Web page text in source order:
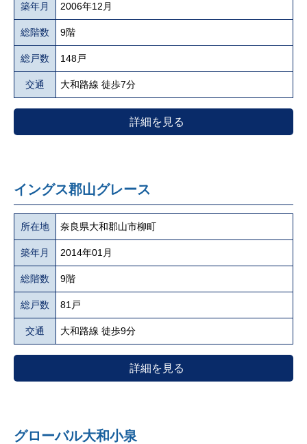
築年月 2006年12月
総階数 9階
総戸数 148戸
交通 大和路線 徒歩7分
詳細を見る
イングス郡山グレース
所在地 奈良県大和郡山市柳町
築年月 2014年01月
総階数 9階
総戸数 81戸
交通 大和路線 徒歩9分
詳細を見る
グローバル大和小泉